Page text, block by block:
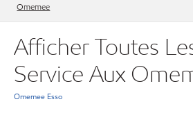
Omemee
Afficher Toutes
Service Aux
Omemee Esso